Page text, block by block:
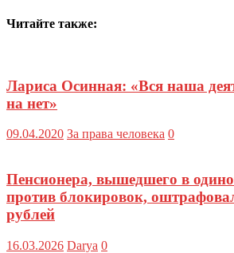
Читайте также:
Лариса Осинная: «Вся наша
на нет»
09.04.2020 За права человека 0
Пенсионера, вышедшего в
против блокировок,
рублей
16.03.2026 Darya 0